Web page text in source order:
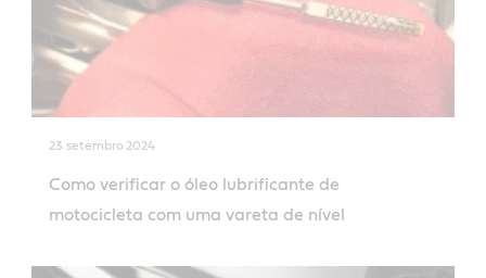
23 setembro 2024
Como verificar o óleo lubrificante de
motocicleta com uma vareta de nível